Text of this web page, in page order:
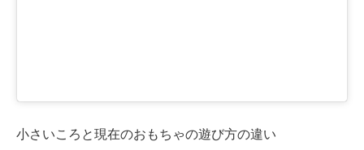
小さいころと現在のおもちゃの遊び方の違い